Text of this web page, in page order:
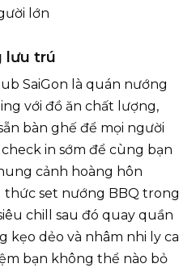
lớn
lưu trú
SaiGon là quán nướng
với đồ ăn chất lượng,
bàn ghế để mọi người
in sớm để cùng bạn
cảnh hoàng hôn
set nướng BBQ trong
chill sau đó quay quần
kẹo dẻo và nhâm nhi ly ca
bạn không thể nào bỏ